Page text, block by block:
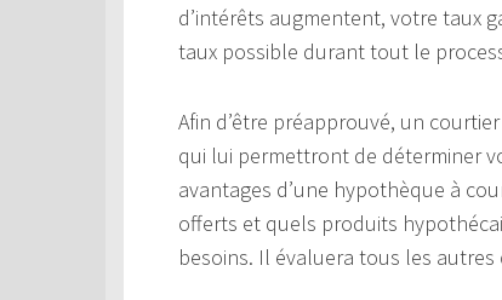
d’intérêts augmentent, votre taux
taux possible durant tout le
Afin d’être préapprouvé, un
qui lui permettront de déterminer
avantages d’une hypothèque à
offerts et quels produits
besoins. Il évaluera tous les